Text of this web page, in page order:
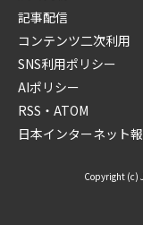
記事配信
コンテンツ二次利用
SNS利用ポリシー
AIポリシー
RSS・ATOM
日本インターネット
Copyright (c)